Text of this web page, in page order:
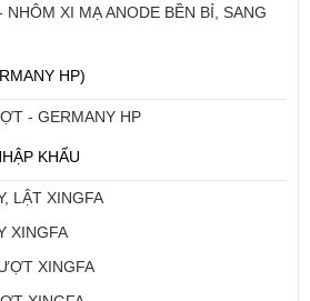
XI MẠ ANODE BỀN BỈ, SANG
HP)
- GERMANY HP
KHẨU
LẬT XINGFA
XINGFA
XINGFA